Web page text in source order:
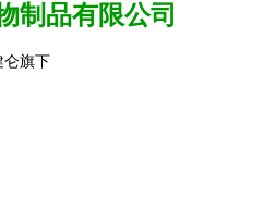
制品有限公司
仑旗下